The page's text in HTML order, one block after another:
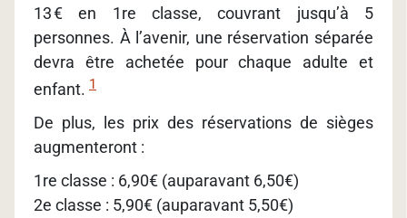
13 € en 1re classe, couvrant jusqu’à 5
personnes. À l’avenir, une réservation séparée
devra être achetée pour chaque adulte et
enfant. 1
De plus, les prix des réservations de sièges
augmenteront :
1re classe : 6,90€ (auparavant 6,50€)
2e classe : 5,90€ (auparavant 5,50€)